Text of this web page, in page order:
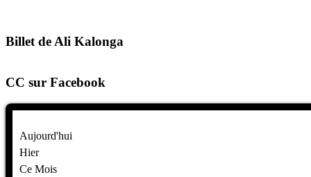
Billet de Ali Kalonga
CC sur Facebook
Aujourd'hui
Hier
Ce Mois